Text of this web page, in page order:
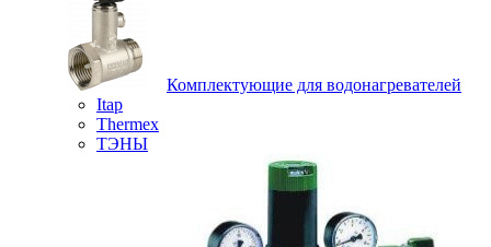
Комплектующие для водонагревателей
Itap
Thermex
ТЭНЫ